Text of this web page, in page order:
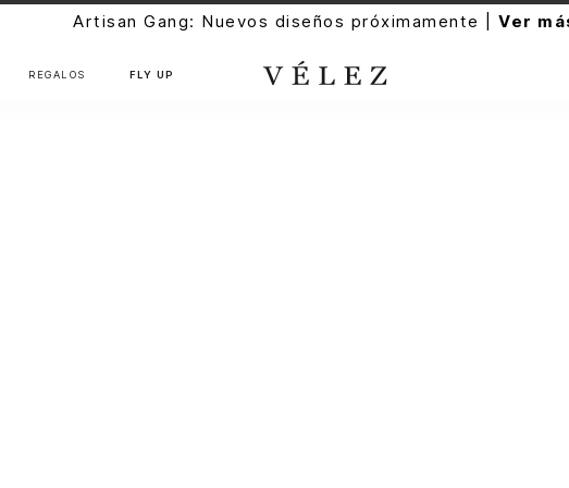
Artisan Gang: Nuevos diseños próximamente |Ver
REGALOS FLY UP